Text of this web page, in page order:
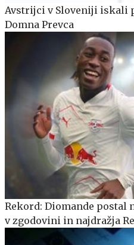
Avstrijci v Sloveniji iskali
Domna Prevca
Rekord: Diomande postal
v zgodovini in najdražja